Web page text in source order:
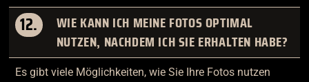
12.
WIE KANN ICH MEINE FOTOS OPTIMAL
NUTZEN, NACHDEM ICH SIE ERHALTEN HABE?
Es gibt viele Möglichkeiten, wie Sie Ihre Fotos nutzen